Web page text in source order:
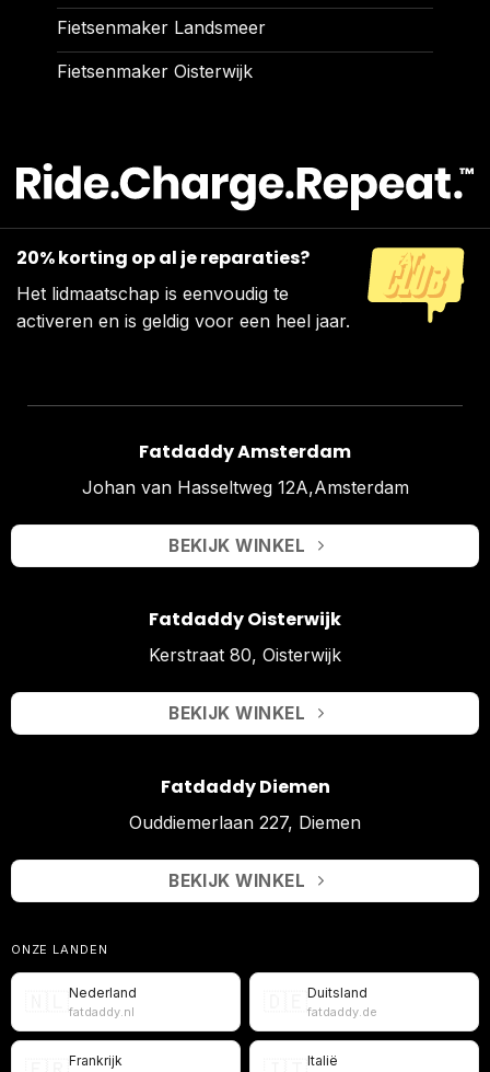
Fietsenmaker Landsmeer
Fietsenmaker Oisterwijk
20% korting op al je reparaties?
Het lidmaatschap is eenvoudig te
activeren en is geldig voor een heel jaar.
Fatdaddy Amsterdam
Johan van Hasseltweg 12A,Amsterdam
BEKIJK WINKEL
Fatdaddy Oisterwijk
Kerstraat 80, Oisterwijk
BEKIJK WINKEL
Fatdaddy Diemen
Ouddiemerlaan 227, Diemen
BEKIJK WINKEL
ONZE LANDEN
Nederland
fatdaddy.nl
Duitsland
fatdaddy.de
Frankrijk Italië